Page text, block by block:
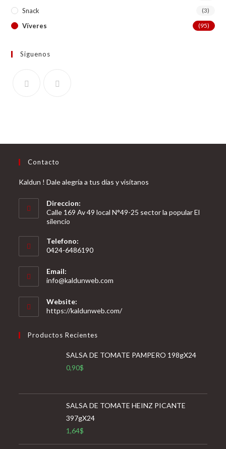
Snack (3)
Víveres (95)
Siguenos
Contacto
Kaldun ! Dale alegría a tus días y visítanos
Direccion:
Calle 169 Av 49 local N°49-25 sector la popular El
silencio
Telefono:
0424-6486190
Email:
info@kaldunweb.com
aplicación
Website:
https://kaldunweb.com/
Productos Recientes
SALSA DE TOMATE PAMPERO 198gX24
0,90$
SALSA DE TOMATE HEINZ PICANTE
397gX24
1,64$